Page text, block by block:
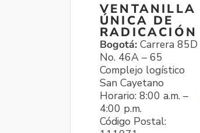
VENTANILLA
ÚNICA DE
RADICACIÓN
Bogotá: Carrera 85D
No. 46A – 65
Complejo logístico
San Cayetano
Horario: 8:00 a.m. –
4:00 p.m.
Código Postal: